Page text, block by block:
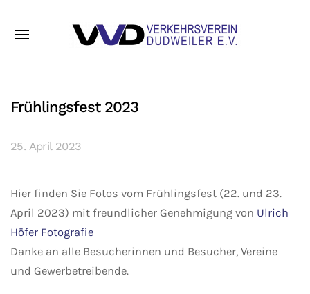
Frühlingsfest 2023
25. April 2023
Hier finden Sie Fotos vom Frühlingsfest (22. und 23.
April 2023) mit freundlicher Genehmigung von Ulrich
Höfer Fotografie
Danke an alle Besucherinnen und Besucher, Vereine
und Gewerbetreibende.